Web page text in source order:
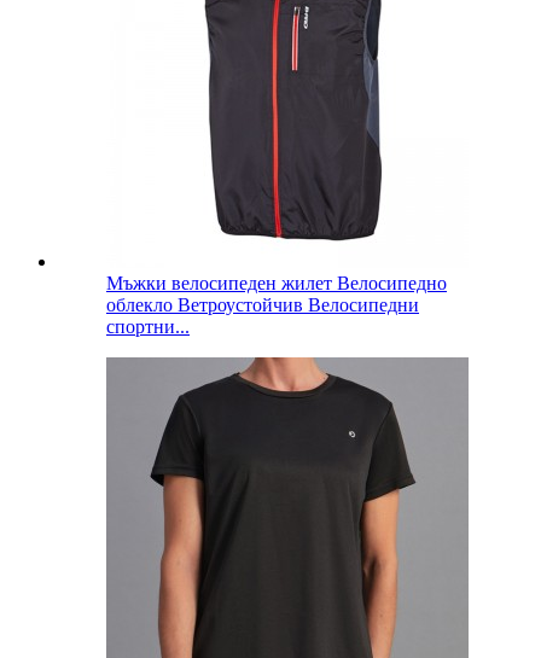
Мъжки велосипеден жилет Велосипедно
облекло Ветроустойчив Велосипедни
спортни...